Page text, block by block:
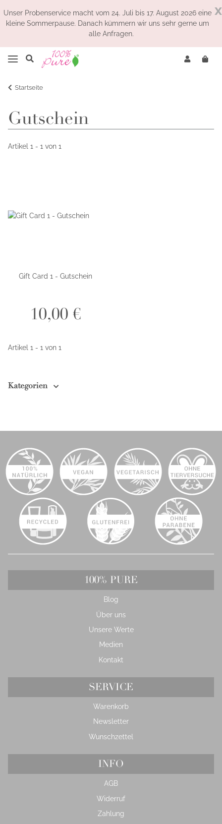
x
Unser Probenservice macht vom 24. Juli bis 17. August 2026 eine
kleine Sommerpause. Danach kümmern wir uns sehr gerne um
alle Anfragen.
Startseite
Gutschein
Artikel 1 - 1 von 1
Gift Card 1 - Gutschein
10,00 €
Artikel 1 - 1 von 1
Kategorien
100% PURE
Blog
Über uns
Unsere Werte
Medien
Kontakt
SERVICE
Warenkorb
Newsletter
Wunschzettel
INFO
AGB
Widerruf
Zahlung